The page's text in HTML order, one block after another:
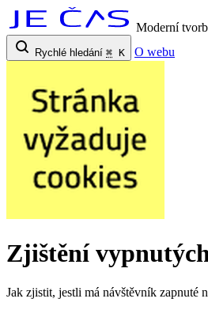
Moderní
Rychlé hledání ⌘ K O webu
Zjištění
Jak zjistit, jestli má návštěvník zapnuté